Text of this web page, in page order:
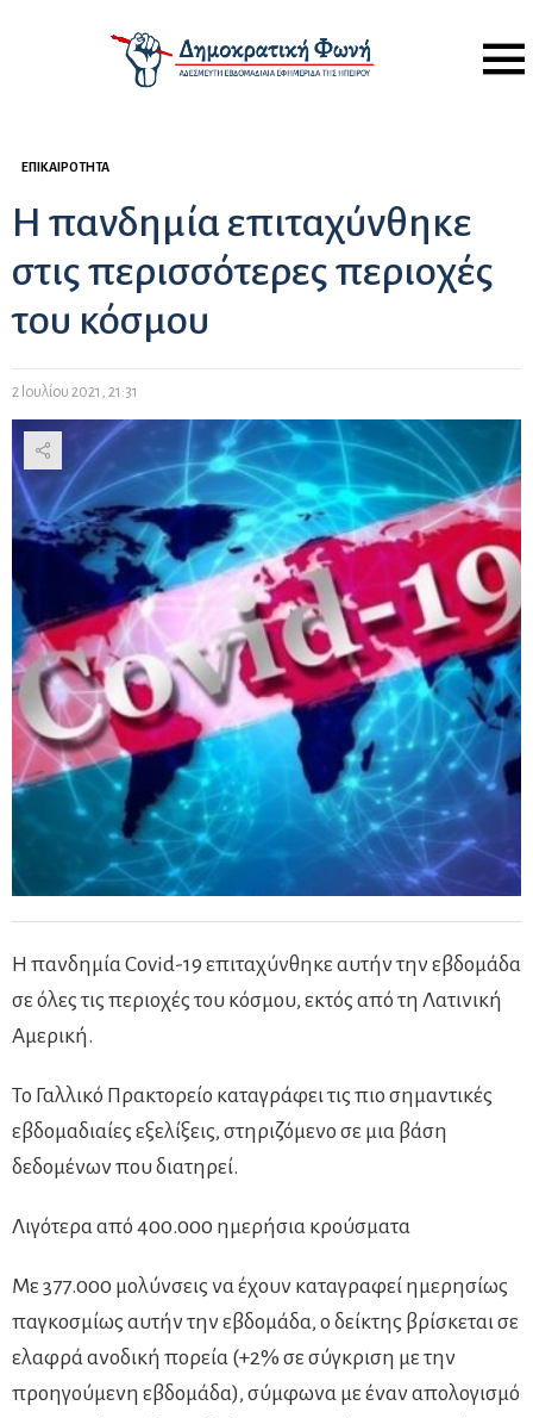
Menu
ΕΠΙΚΑΙΡΌΤΗΤΑ
Η πανδημία επιταχύνθηκε
στις περισσότερες περιοχές
του κόσμου
2 Ιουλίου 2021, 21:31
Η πανδημία Covid-19 επιταχύνθηκε αυτήν την εβδομάδα
σε όλες τις περιοχές του κόσμου, εκτός από τη Λατινική
Αμερική.
Το Γαλλικό Πρακτορείο καταγράφει τις πιο σημαντικές
εβδομαδιαίες εξελίξεις, στηριζόμενο σε μια βάση
δεδομένων που διατηρεί.
Λιγότερα από 400.000 ημερήσια κρούσματα
Με 377.000 μολύνσεις να έχουν καταγραφεί ημερησίως
παγκοσμίως αυτήν την εβδομάδα, ο δείκτης βρίσκεται σε
ελαφρά ανοδική πορεία (+2% σε σύγκριση με την
προηγούμενη εβδομάδα), σύμφωνα με έναν απολογισμό